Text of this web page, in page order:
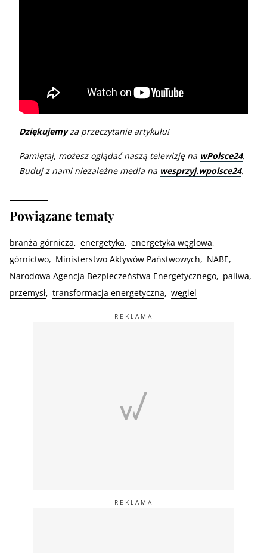
Dziękujemyza przeczytanie artykułu!
Pamiętaj, możesz oglądać naszą telewizję na wPolsce24.
Buduj z nami niezależne media na wesprzyj.wpolsce24.
Powiązane tematy
branża górnicza energetyka
energetyka węglowa
górnictwo
Ministerstwo Aktywów Państwowych
NABE
Narodowa Agencja Bezpieczeństwa Energetycznego
paliwa
przemysł transformacja energetyczna węgiel